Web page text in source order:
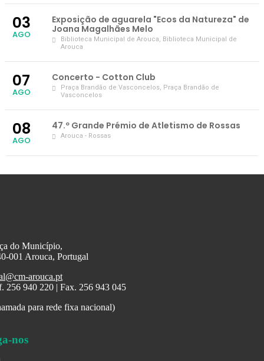
03
AGO
Exposição de aguarela "Ecos da Natureza" de
Joana Magalhães Melo
Biblioteca Municipal de Arouca , Biblioteca Municipal de
Arouca
07
AGO
Concerto - Cotton Club
Praça Brandão de Vasconcelos , Praça Brandão de
Vasconcelos
08
AGO
47.º Grande Prémio de Atletismo de Rossas
Arouca - Rossas
do Município,
001 Arouca, Portugal
arouca.pt
256 940 220 | Fax. 256 943 045
para rede fixa nacional)
nos